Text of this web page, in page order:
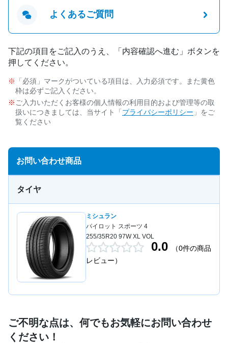
よくあるご質問
下記の項目をご記入のうえ、「内容確認へ進む」ボタンを
押してください。
「必須」マークがついている項目は、入力必須です。また黄色
枠は必ずご記入ください。
ご入力いただくお客様の個人情報の利用目的および管理等の取
扱いにつきましては、当サイト「 プライバシーポリシー 」をご
覧ください
お問い合わせ商品
タイヤ
ミシュラン
パイロット スポーツ 4
255/35R20 97W XL VOL
0.0
（0件の商品
レビュー）
ご不明な点は、何でもお気軽にお問い合わせ
ください！